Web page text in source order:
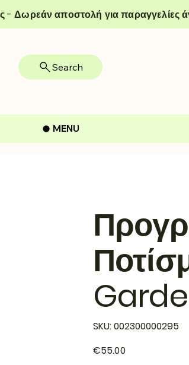
SKU: 002300000295
002300000295
€55.00
- Δωρεάν αποστολή για παραγγελίες
Search
MENU